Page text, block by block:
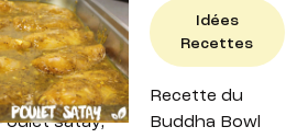
Idées
Recettes
: petit
satay,
Idées
Recettes
Recette du
Buddha Bowl